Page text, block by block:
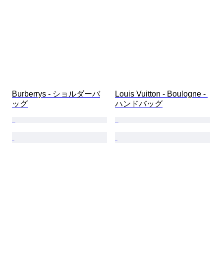
Burberrys - ショルダーバ
ッグ
Louis Vuitton - Boulogne -
ハンドバッグ